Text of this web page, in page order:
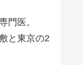
門医。
と東京の2